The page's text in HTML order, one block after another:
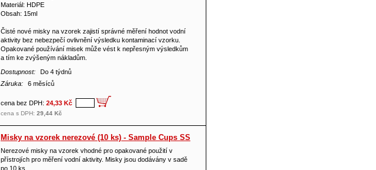
Materiál: HDPE
Obsah: 15ml
Čisté nové misky na vzorek zajistí správné měření hodnot vodní
aktivity bez nebezpečí ovlivnění výsledku kontaminací vzorku.
Opakované používání misek může vést k nepřesným výsledkům
a tím ke zvýšeným nákladům.
Dostupnost:
Do 4 týdnů
Záruka:
6 měsíců
cena bez DPH: 24,33 Kč
cena s DPH: 29,44 Kč
Misky na vzorek nerezové (10 ks) - Sample Cups SS
Nerezové misky na vzorek vhodné pro opakované použití v
přístrojích pro měření vodní aktivity. Misky jsou dodávány v sadě
po 10 ks.